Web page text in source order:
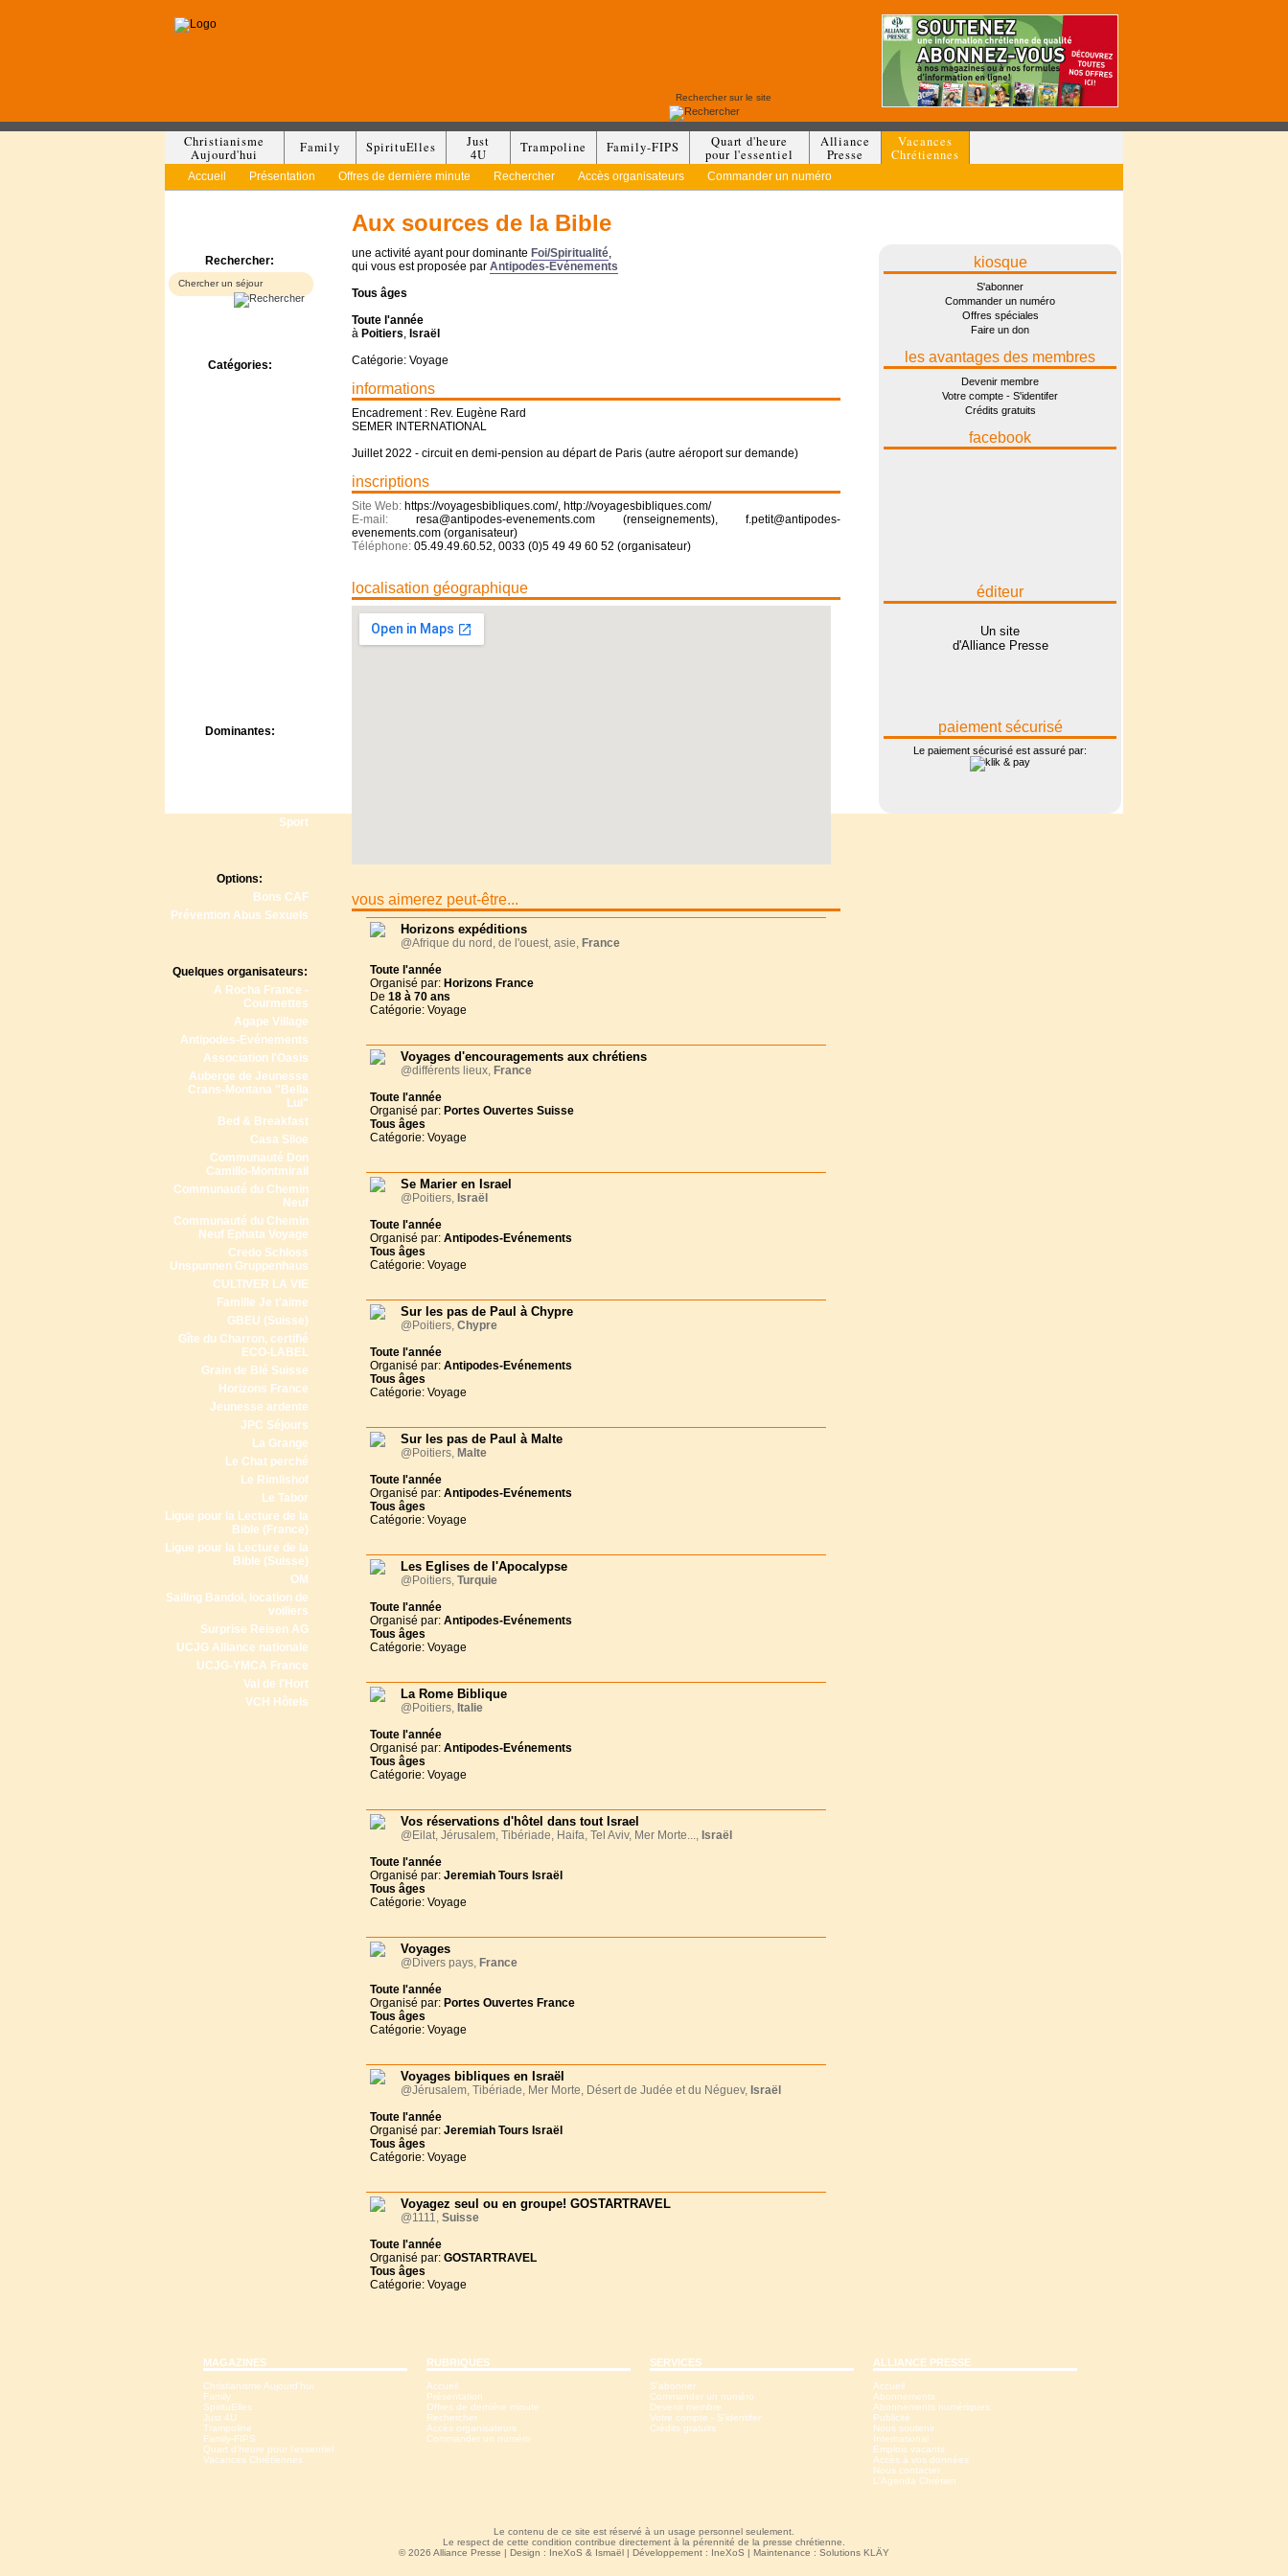
Christianisme
Aujourd'hui
Family SpirituElles
Just
4U
Trampoline Family-FIPS
Quart d'heure
pour l'essentiel
Alliance
Presse
Vacances
Chrétiennes
Accueil Présentation Offres de dernière minute Rechercher Accès organisateurs Commander un numéro
Rechercher:
Catégories:
Dominantes:
Sport
Options:
Bons CAF
Prévention Abus Sexuels
Quelques organisateurs:
A Rocha France -
Courmettes
Agape Village
Antipodes-Evénements
Association l'Oasis
Auberge de Jeunesse
Crans-Montana "Bella
Lui"
Bed & Breakfast
Casa Siloe
Communauté Don
Camillo-Montmirail
Communauté du Chemin
Neuf
Communauté du Chemin
Neuf Ephata Voyage
Credo Schloss
Unspunnen Gruppenhaus
CULTIVER LA VIE
Famille Je t'aime
GBEU (Suisse)
Gîte du Charron, certifié
ECO-LABEL
Grain de Blé Suisse
Horizons France
Jeunesse ardente
JPC Séjours
La Grange
Le Chat perché
Le Rimlishof
Le Tabor
Ligue pour la Lecture de la
Bible (France)
Ligue pour la Lecture de la
Bible (Suisse)
OM
Sailing Bandol, location de
voiliers
Surprise Reisen AG
UCJG Alliance nationale
UCJG-YMCA France
Val de l'Hort
VCH Hôtels
Aux sources de la Bible
une activité ayant pour dominante Foi/Spiritualité,
qui vous est proposée par Antipodes-Evénements
Tous âges
Toute l'année
à Poitiers, Israël
Catégorie: Voyage
informations
Encadrement : Rev. Eugène Rard
SEMER INTERNATIONAL
Juillet 2022 - circuit en demi-pension au départ de Paris (autre aéroport sur demande)
inscriptions
Site Web: https://voyagesbibliques.com/, http://voyagesbibliques.com/
E-mail: resa@antipodes-evenements.com (renseignements), f.petit@antipodes-
evenements.com (organisateur)
Téléphone: 05.49.49.60.52, 0033 (0)5 49 49 60 52 (organisateur)
localisation géographique
vous aimerez peut-être...
Horizons expéditions
@Afrique du nord, de l'ouest, asie, France
Toute l'année
Organisé par: Horizons France
De 18 à 70 ans
Catégorie: Voyage
Voyages d'encouragements aux chrétiens
@différents lieux, France
Toute l'année
Organisé par: Portes Ouvertes Suisse
Tous âges
Catégorie: Voyage
Se Marier en Israel
@Poitiers, Israël
Toute l'année
Organisé par: Antipodes-Evénements
Tous âges
Catégorie: Voyage
Sur les pas de Paul à Chypre
@Poitiers, Chypre
Toute l'année
Organisé par: Antipodes-Evénements
Tous âges
Catégorie: Voyage
Sur les pas de Paul à Malte
@Poitiers, Malte
Toute l'année
Organisé par: Antipodes-Evénements
Tous âges
Catégorie: Voyage
Les Eglises de l'Apocalypse
@Poitiers, Turquie
Toute l'année
Organisé par: Antipodes-Evénements
Tous âges
Catégorie: Voyage
La Rome Biblique
@Poitiers, Italie
Toute l'année
Organisé par: Antipodes-Evénements
Tous âges
Catégorie: Voyage
Vos réservations d'hôtel dans tout Israel
@Eilat, Jérusalem, Tibériade, Haifa, Tel Aviv, Mer Morte..., Israël
Toute l'année
Organisé par: Jeremiah Tours Israël
Tous âges
Catégorie: Voyage
Voyages
@Divers pays, France
Toute l'année
Organisé par: Portes Ouvertes France
Tous âges
Catégorie: Voyage
Voyages bibliques en Israël
@Jérusalem, Tibériade, Mer Morte, Désert de Judée et du Néguev, Israël
Toute l'année
Organisé par: Jeremiah Tours Israël
Tous âges
Catégorie: Voyage
Voyagez seul ou en groupe! GOSTARTRAVEL
@1111, Suisse
Toute l'année
Organisé par: GOSTARTRAVEL
Tous âges
Catégorie: Voyage
kiosque
S'abonner
Commander un numéro
Offres spéciales
Faire un don
les avantages des membres
Devenir membre
Votre compte - S'identifer
Crédits gratuits
facebook
éditeur
Un site
d'Alliance Presse
paiement sécurisé
Le paiement sécurisé est assuré par:
MAGAZINES
Christianisme Aujourd'hui
Family
SpirituElles
Just 4U
Trampoline
Family-FIPS
Quart d'heure pour l'essentiel
Vacances Chrétiennes
RUBRIQUES
Accueil
Présentation
Offres de dernière minute
Rechercher
Accès organisateurs
Commander un numéro
SERVICES
S'abonner
Commander un numéro
Devenir membre
Votre compte - S'identifer
Crédits gratuits
ALLIANCE PRESSE
Accueil
Abonnements
Abonnements numériques
Publicité
Nous soutenir
International
Emplois vacants
Accès à vos données
Nous contacter
L'Agenda Chrétien
Le contenu de ce site est réservé à un usage personnel seulement.
Le respect de cette condition contribue directement à la pérennité de la presse chrétienne.
© 2026 Alliance Presse | Design : IneXoS & Ismaël | Développement : IneXoS | Maintenance : Solutions KLÄY